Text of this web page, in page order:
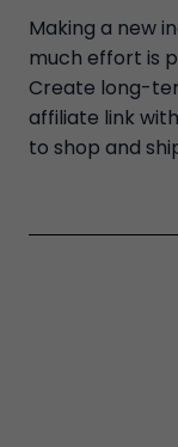
Making a new
much effort is
Create long-
affiliate link
to shop and